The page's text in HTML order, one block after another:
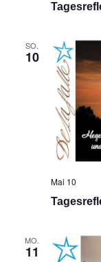
SO.
10
Mai 10
MO.
11